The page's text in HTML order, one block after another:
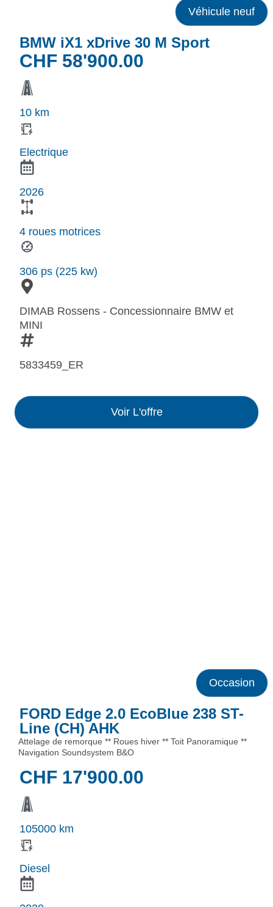
Véhicule neuf
BMW iX1 xDrive 30 M Sport
CHF 58'900.00
10 km
Electrique
2026
4 roues motrices
306 ps (225 kw)
DIMAB Rossens - Concessionnaire BMW et
MINI
5833459_ER
Voir L'offre
Occasion
FORD Edge 2.0 EcoBlue 238 ST-
Line (CH) AHK
Attelage de remorque ** Roues hiver ** Toit Panoramique **
Navigation Soundsystem B&O
CHF 17'900.00
105000 km
Diesel